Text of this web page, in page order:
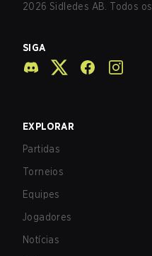
2026 Sidledes AB. Todos
SIGA
EXPLORAR
Partidas
Torneios
Equipes
Jogadores
Notícias